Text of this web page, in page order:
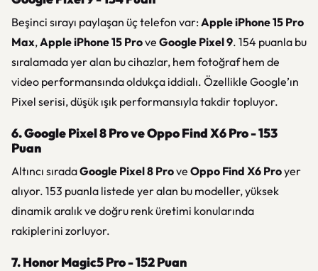
Beşinci sırayı paylaşan üç telefon var:Apple iPhone 15 Pro
Max,Apple iPhone 15 Prove Google Pixel 9. 154 puanla bu
sıralamada yer alan bu cihazlar, hem fotoğraf hem de
video performansında oldukça iddialı. Özellikle Google’ın
Pixel serisi, düşük ışık performansıyla takdir topluyor.
6. Google Pixel 8 Pro ve Oppo Find X6 Pro - 153
Puan
Altıncı sıradaGoogle Pixel 8 Prove Oppo Find X6 Proyer
alıyor. 153 puanla listede yer alan bu modeller, yüksek
dinamik aralık ve doğru renk üretimi konularında
rakiplerini zorluyor.
7. Honor Magic5 Pro - 152 Puan